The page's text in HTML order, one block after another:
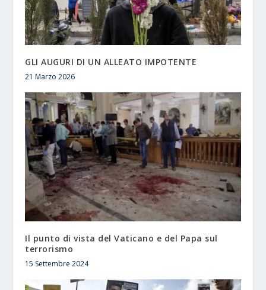
GLI AUGURI DI UN ALLEATO IMPOTENTE
21 Marzo 2026
Il punto di vista del Vaticano e del Papa sul
terrorismo
15 Settembre 2024